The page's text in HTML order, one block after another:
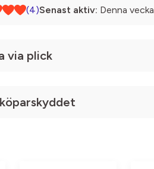
(4)Senast aktiv: Denna vecka
via plick